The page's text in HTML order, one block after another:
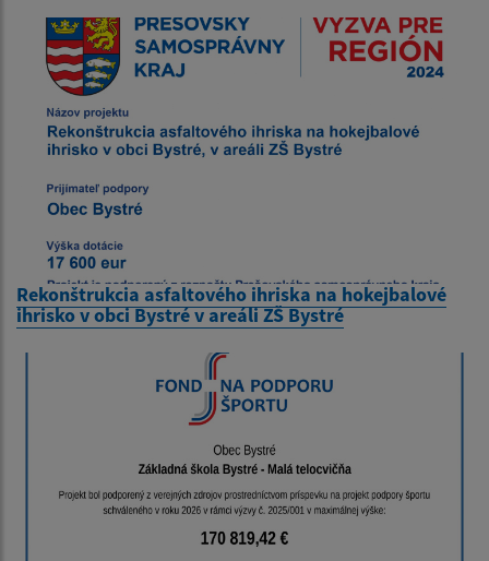
Rekonštrukcia asfaltového ihriska na hokejbalové
ihrisko v obci Bystré v areáli ZŠ Bystré